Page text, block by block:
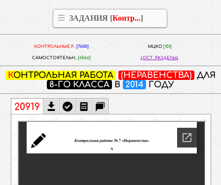
ЗАДАНИЯ [Контр...]
КОНТРОЛЬНЫЕ Р.. [7600] МЦКО [151]
САМОСТОЯТЕЛЬН.. [6566] ОСТ. РАЗДЕЛЫ
КОНТРОЛЬНАЯ РАБОТА (НЕРАВЕНСТВА) ДЛЯ
8-ГО КЛАССА В 2014 ГОДУ
20919